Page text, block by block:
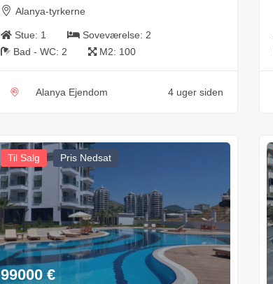
Alanya-tyrkerne
Stue: 1 Soveværelse: 2
Bad - WC: 2 M2: 100
Alanya Ejendom 4 uger siden
Til Salg Pris Nedsat
99000 €